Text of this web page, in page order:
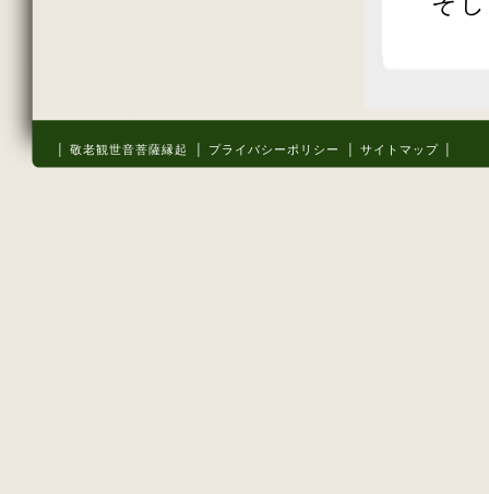
│ 敬老観世音菩薩縁起 │ プライバシーポリシー │ サイトマップ │